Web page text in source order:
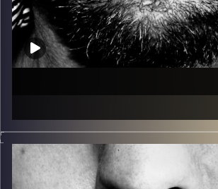
של הופעות חיות. הרבה ג'אם, רוק,
בלוז, bluegrass, ג'אז, Fאנק, פרוגרסיב ואפילו אלקטרוניקה.